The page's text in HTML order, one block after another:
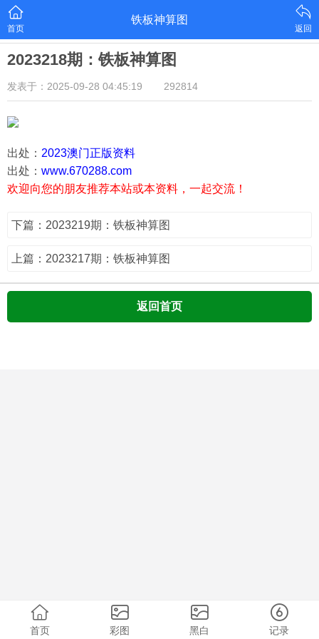
首页
铁板神算图
返回
2023218期：铁板神算图
发表于：2025-09-28 04:45:19 292814
出处： 2023澳门正版资料
出处： www.670288.com
欢迎向您的朋友推荐本站或本资料，一起交流！
下篇：2023219期：铁板神算图
上篇：2023217期：铁板神算图
返回首页
首页 彩图 黑白 记录